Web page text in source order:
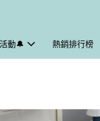
動🔔 熱銷排行榜